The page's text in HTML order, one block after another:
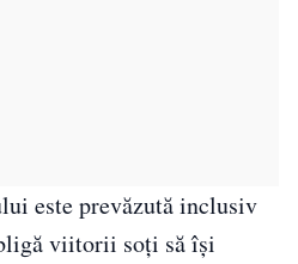
este prevăzută inclusiv
viitorii soți să își